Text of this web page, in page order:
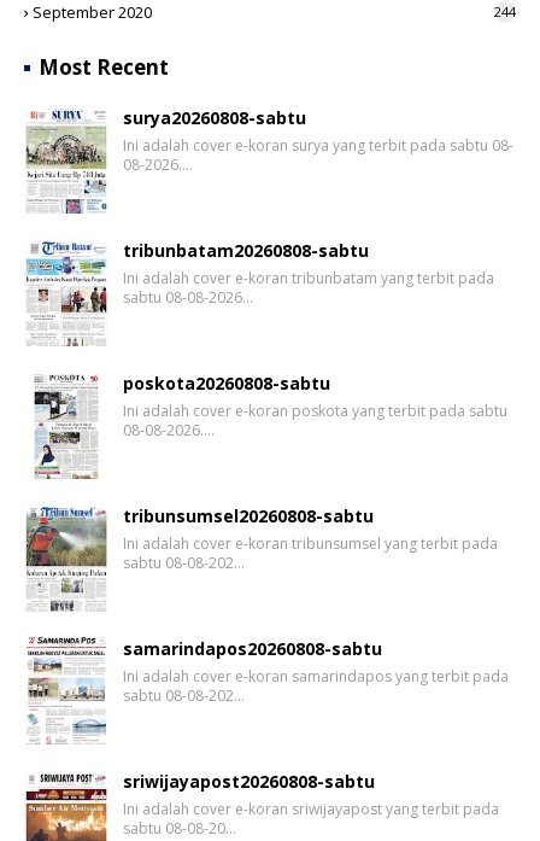
September 2020 244
Most Recent
surya20260808-sabtu
Ini adalah cover e-koran surya yang terbit pada sabtu 08-
08-2026.…
tribunbatam20260808-sabtu
Ini adalah cover e-koran tribunbatam yang terbit pada
sabtu 08-08-2026…
poskota20260808-sabtu
Ini adalah cover e-koran poskota yang terbit pada sabtu
08-08-2026.…
tribunsumsel20260808-sabtu
Ini adalah cover e-koran tribunsumsel yang terbit pada
sabtu 08-08-202…
samarindapos20260808-sabtu
Ini adalah cover e-koran samarindapos yang terbit pada
sabtu 08-08-202…
sriwijayapost20260808-sabtu
Ini adalah cover e-koran sriwijayapost yang terbit pada
sabtu 08-08-20…